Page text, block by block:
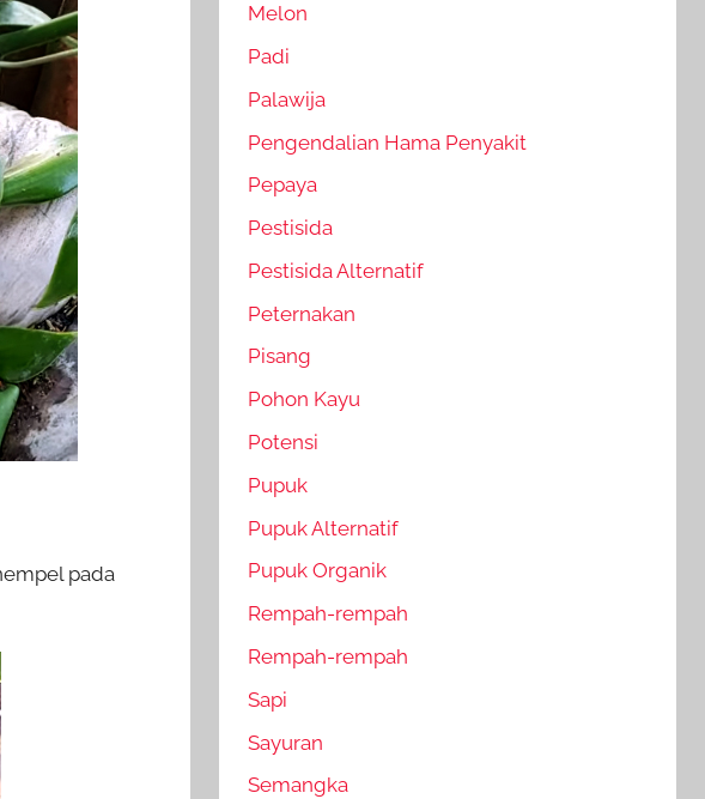
pada
Melon
Padi
Palawija
Pengendalian Hama Penyakit
Pepaya
Pestisida
Pestisida Alternatif
Peternakan
Pisang
Pohon Kayu
Potensi
Pupuk
Pupuk Alternatif
Pupuk Organik
Rempah-rempah
Rempah-rempah
Sapi
Sayuran
Semangka